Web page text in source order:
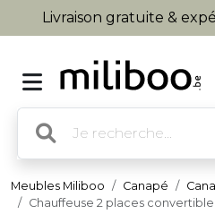
Livraison gratuite &
Meubles Miliboo Canapé
Chauffeuse 2 places